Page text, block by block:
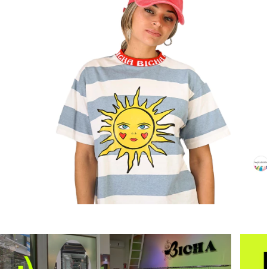
- Válida por 30 días (una vez realizada la compra)
- Sólo puede utilizarse una única vez
- Con ella podés elegir LO QUE QUIERAS por el
monto elegido, en el caso de superarlo se abona la